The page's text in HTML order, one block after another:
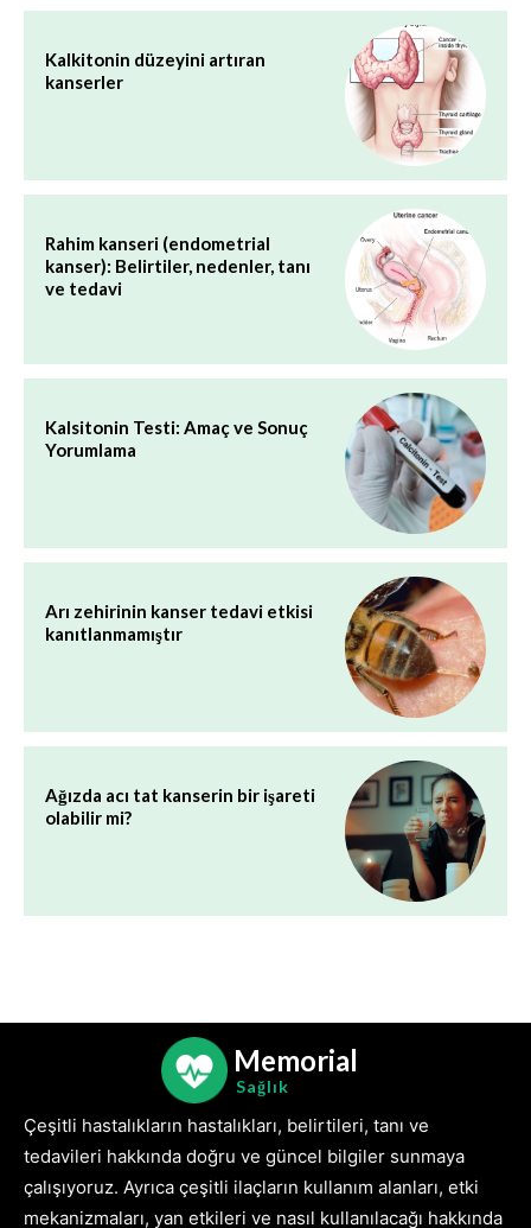
Kalkitonin düzeyini artıran
kanserler
Rahim kanseri (endometrial
kanser): Belirtiler, nedenler, tanı
ve tedavi
Kalsitonin Testi: Amaç ve Sonuç
Yorumlama
Arı zehirinin kanser tedavi etkisi
kanıtlanmamıştır
Ağızda acı tat kanserin bir işareti
olabilir mi?
Memorial
Sağlık
Çeşitli hastalıkların hastalıkları, belirtileri, tanı ve
tedavileri hakkında doğru ve güncel bilgiler sunmaya
çalışıyoruz. Ayrıca çeşitli ilaçların kullanım alanları, etki
mekanizmaları, yan etkileri ve nasıl kullanılacağı hakkında